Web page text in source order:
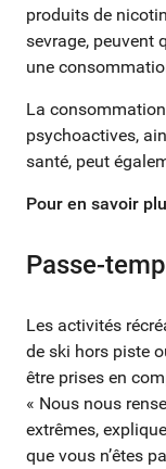
produits de
sevrage, peuvent
une
La
psychoactives,
santé, peut
Pour en savoir
Passe-
Les activités
de ski hors piste
être prises en
« Nous nous
extrêmes,
que vous n’êtes